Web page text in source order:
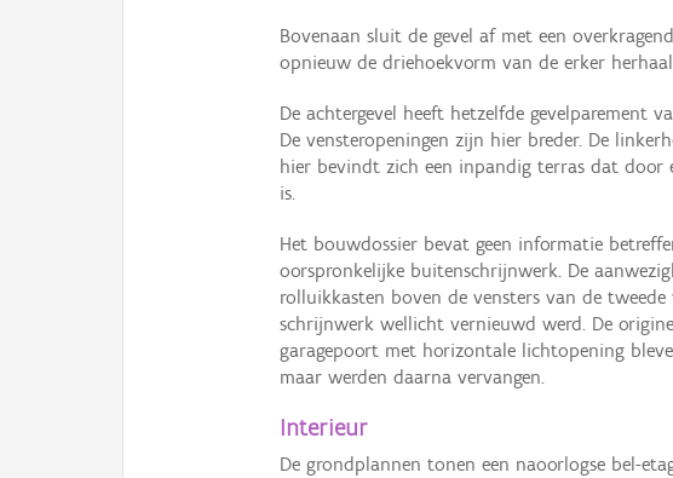
Bovenaan sluit de gevel af met een
opnieuw de driehoekvorm van de erker
De achtergevel heeft hetzelfde gevelparement
De vensteropeningen zijn hier breder. De
hier bevindt zich een inpandig terras dat
is.
Het bouwdossier bevat geen informatie
oorspronkelijke buitenschrijnwerk. De
rolluikkasten boven de vensters van de
schrijnwerk wellicht vernieuwd werd. De
garagepoort met horizontale lichtopening
maar werden daarna vervangen.
Interieur
De grondplannen tonen een naoorlogse bel-